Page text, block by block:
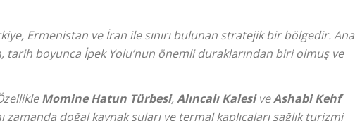
Ermenistan ve İran ile sınırı bulunan stratejik bir bölgedir. Ana
boyunca İpek Yolu’nun önemli duraklarından biri olmuş ve
Momine Hatun Türbesi,Alıncalı KalesiveAshabi Kehf
doğal kaynak suları ve termal kaplıcaları sağlık turizmi